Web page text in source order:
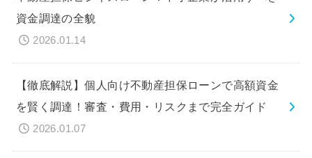
資金調達の全貌
2026.01.14
【徹底解説】個人向け不動産担保ローンで高額資金
を賢く調達！審査・費用・リスクまで完全ガイド
2026.01.07